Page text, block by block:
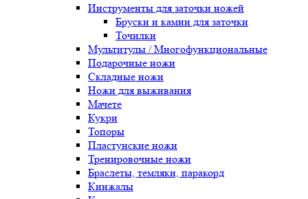
Инструменты для заточки ножей
Бруски и камни для заточки
Точилки
Мультитулы / Многофункциональные
Подарочные ножи
Складные ножи
Ножи для выживания
Мачете
Кукри
Топоры
Пластунские ножи
Тренировочные ножи
Браслеты, темляки, паракорд
Кинжалы